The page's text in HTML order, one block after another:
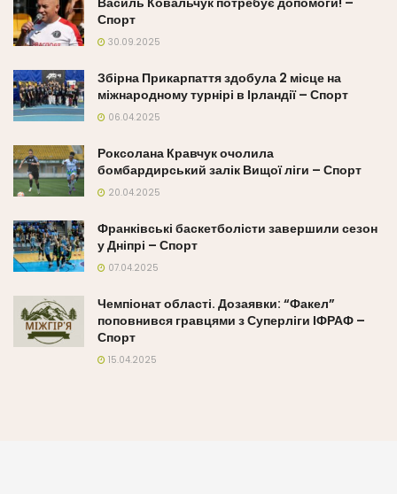
Спорт
30.09.2025
Збірна Прикарпаття здобула 2 місце на
міжнародному турнірі в Ірландії – Спорт
06.04.2025
Роксолана Кравчук очолила
бомбардирський залік Вищої ліги – Спорт
20.04.2025
Франківські баскетболісти завершили сезон
у Дніпрі – Спорт
07.04.2025
Чемпіонат області. Дозаявки: “Факел”
поповнився гравцями з Суперліги ІФРАФ –
Спорт
15.04.2025